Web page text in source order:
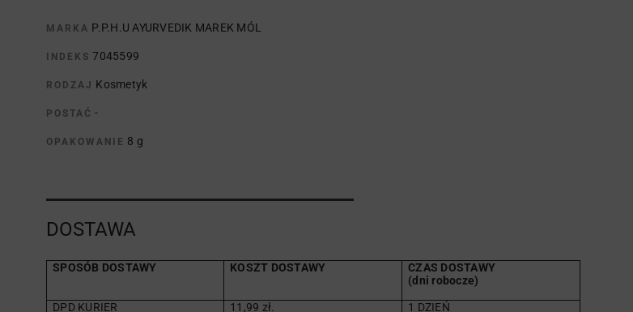
MARKA P.P.H.U AYURVEDIK MAREK MÓL
INDEKS 7045599
RODZAJ Kosmetyk
POSTAĆ -
OPAKOWANIE 8 g
DOSTAWA
SPOSÓB DOSTAWY KOSZT DOSTAWY
CZAS DOSTAWY
(dni robocze)
DPD KURIER 11,99 zł.
1 DZIEŃ